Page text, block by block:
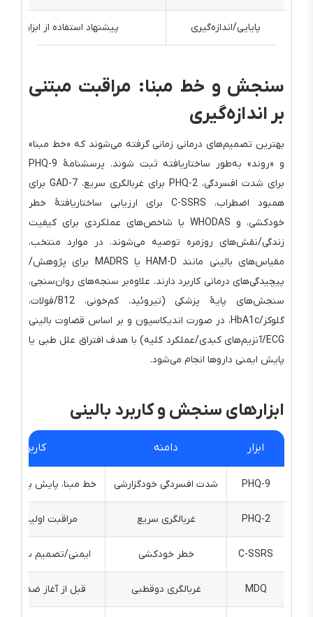
پایایی/اندازه‌گیری پیشنهاد استفاده از
سنجش و خط مبنا: مراقبت مبتنی
بر اندازه‌گیری
بهترین تصمیم‌های درمانی زمانی گرفته می‌شوند که «خط مبنا»
و «روند» به‌طور ساختاریافته ثبت شوند. پرسشنامهٔ PHQ-9
برای شدت افسردگی، PHQ-2 برای غربالگری سریع، GAD-7 برای
همبود اضطراب، C-SSRS برای ارزیابی ساختاریافتهٔ خطر
خودکشی، و WHODAS یا شاخص‌های عملکردی برای کیفیت
زندگی/نقش‌های روزمره توصیه می‌شوند. در موارد منتخب،
مقیاس‌های بالینی مانند HAM-D یا MADRS برای پژوهش/
پیچیدگی‌های درمانی کاربرد دارند. علاوه‌بر سنجه‌های روان‌سنجی،
سنجش‌های پایهٔ پزشکی (تیروئید، کم‌خونی، B12/فولات،
گلوکز/HbA1c، در صورت اندیکاسیون و بر اساس قضاوت بالینی
ECG/آنزیم‌های کبدی/عملکرد کلیه) با هدف افتراق علل طبی یا
پایش ایمنی داروها انجام می‌شود.
ابزارهای سنجش و کاربرد بالینی
ابزار دامنه کاربرد
PHQ-9 شدت افسردگی خودگزارشی خط مبنا، پایش پاسخ
PHQ-2 غربالگری سریع مراقبت اولیه/
C-SSRS خطر خودکشی ایمنی/تصمیم سطح
MDQ غربالگری دوقطبی قبل از آغاز